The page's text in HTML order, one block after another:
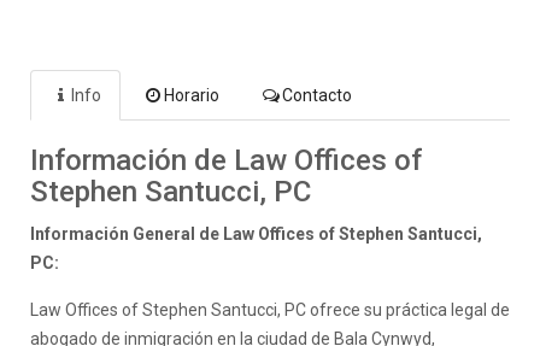
Info Horario Contacto
Información de Law Offices of
Stephen Santucci, PC
Información General de Law Offices of Stephen Santucci,
PC:
Law Offices of Stephen Santucci, PC ofrece su práctica legal de
abogado de inmigración en la ciudad de Bala Cynwyd,